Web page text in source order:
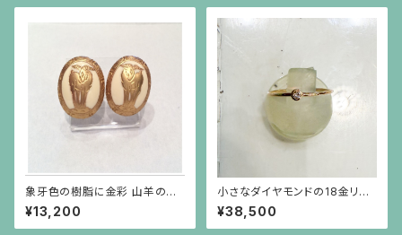
象牙色の樹脂に金彩 山羊のイ
ヤリング 楕円
¥13,200
小さなダイヤモンドの18金リン
グ
¥38,500